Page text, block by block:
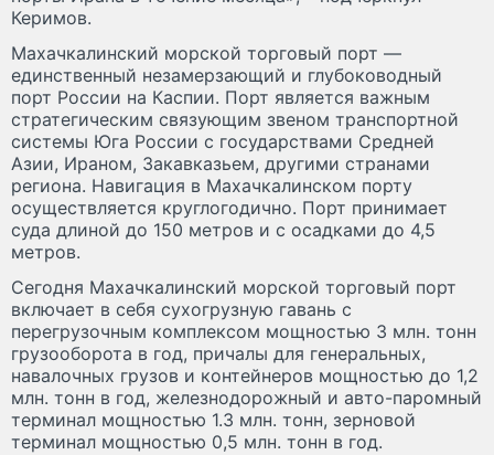
Керимов.
Махачкалинский морской торговый порт —
единственный незамерзающий и глубоководный
порт России на Каспии. Порт является важным
стратегическим связующим звеном транспортной
системы Юга России с государствами Средней
Азии, Ираном, Закавказьем, другими странами
региона. Навигация в Махачкалинском порту
осуществляется круглогодично. Порт принимает
суда длиной до 150 метров и с осадками до 4,5
метров.
Сегодня Махачкалинский морской торговый порт
включает в себя сухогрузную гавань с
перегрузочным комплексом мощностью 3 млн. тонн
грузооборота в год, причалы для генеральных,
навалочных грузов и контейнеров мощностью до 1,2
млн. тонн в год, железнодорожный и авто-паромный
терминал мощностью 1.3 млн. тонн, зерновой
терминал мощностью 0,5 млн. тонн в год.